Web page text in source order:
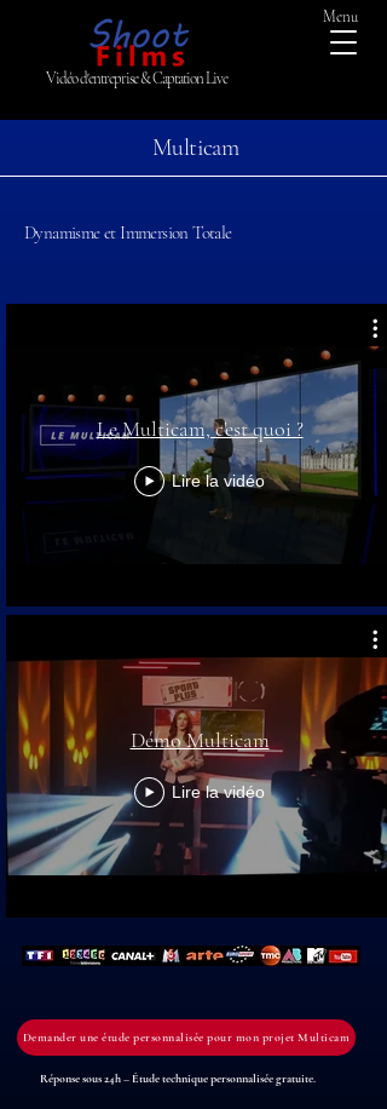
Vidéo d'entreprise & Captation Live
Menu
Multicam
Dynamisme et Immersion Totale
Le Multicam, c'est quoi ?
Lire la vidéo
Démo Multicam
Lire la vidéo
Demander une étude personnalisée pour mon projet Multicam
Réponse sous 24h – Étude technique personnalisée gratuite.